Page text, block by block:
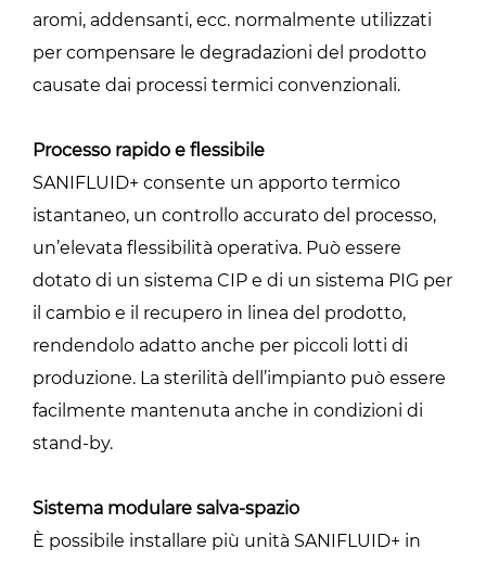
aromi, addensanti, ecc. normalmente utilizzati
per compensare le degradazioni del prodotto
causate dai processi termici convenzionali.
Processo rapido e flessibile
SANIFLUID+ consente un apporto termico
istantaneo, un controllo accurato del processo,
un’elevata flessibilità operativa. Può essere
dotato di un sistema CIP e di un sistema PIG per
il cambio e il recupero in linea del prodotto,
rendendolo adatto anche per piccoli lotti di
produzione. La sterilità dell’impianto può essere
facilmente mantenuta anche in condizioni di
stand-by.
Sistema modulare salva-spazio
È possibile installare più unità SANIFLUID+ in